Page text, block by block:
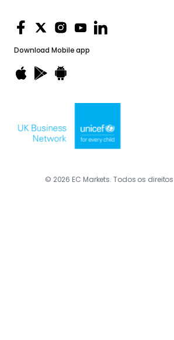
Download Mobile app
© 2026 EC Markets. Todos os